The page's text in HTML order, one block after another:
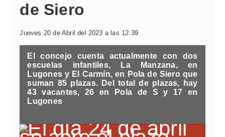
de Siero
Jueves 20 de Abril del 2023 a las 12:39
El concejo cuenta actualmente con dos
escuelas infantiles, La Manzana, en
Lugones y El Carmín, en Pola de Siero que
suman 85 plazas. Del total de plazas, hay
43 vacantes, 26 en Pola de S y 17 en
Lugones